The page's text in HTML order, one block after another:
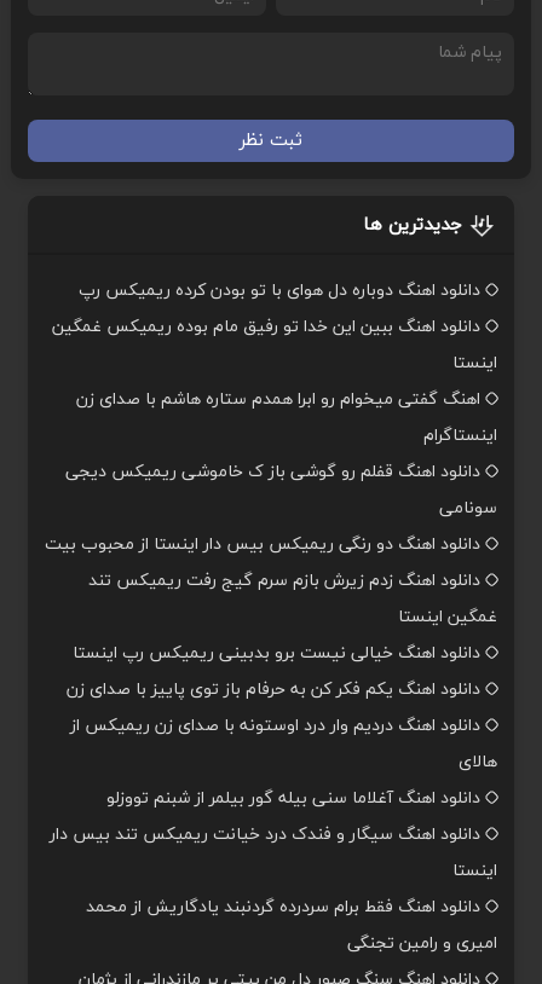
ثبت نظر
جدیدترین ها
دانلود اهنگ دوباره دل هوای با تو بودن کرده ریمیکس رپ
دانلود اهنگ ببین این خدا تو رفیق مام بوده ریمیکس غمگین
اینستا
اهنگ گفتی میخوام رو ابرا همدم ستاره هاشم با صدای زن
اینستاگرام
دانلود اهنگ قفلم رو گوشی باز ک خاموشی ریمیکس دیجی
سونامی
دانلود اهنگ دو رنگی ریمیکس بیس دار اینستا از محبوب بیت
دانلود اهنگ زدم زیرش بازم سرم گیج رفت ریمیکس تند
غمگین اینستا
دانلود اهنگ خیالی نیست برو بدبینی ریمیکس رپ اینستا
دانلود اهنگ یکم فکر کن به حرفام باز توی پاییز با صدای زن
دانلود اهنگ دردیم وار درد اوستونه با صدای زن ریمیکس از
هالای
دانلود اهنگ آغلاما سنی بیله گور بیلمر از شبنم تووزلو
دانلود اهنگ سیگار و فندک درد خیانت ریمیکس تند بیس دار
اینستا
دانلود اهنگ فقط برام سردرده گردنبند یادگاریش از محمد
امیری و رامین تجنگی
دانلود اهنگ سنگ صبور دل من بیتی پر مازندرانی از پژمان